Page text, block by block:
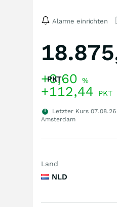
Alarme einrichten
PKT
+0,60 %
+112,44 PKT
Letzter Kurs 07.08.26
Amsterdam
Land
NLD